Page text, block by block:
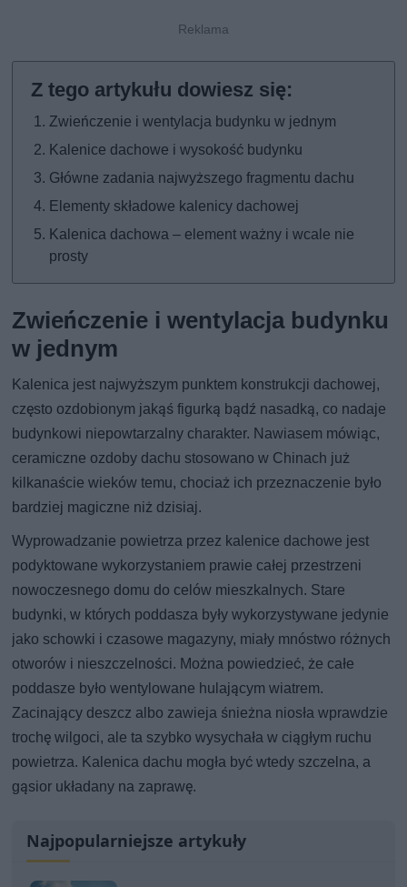
Zwieńczenie i wentylacja budynku w jednym
Kalenice dachowe i wysokość budynku
Główne zadania najwyższego fragmentu dachu
Elementy składowe kalenicy dachowej
Kalenica dachowa – element ważny i wcale nie
prosty
Zwieńczenie i wentylacja budynku
w jednym
Kalenica jest najwyższym punktem konstrukcji dachowej,
często ozdobionym jakąś figurką bądź nasadką, co nadaje
budynkowi niepowtarzalny charakter. Nawiasem mówiąc,
ceramiczne ozdoby dachu stosowano w Chinach już
kilkanaście wieków temu, chociaż ich przeznaczenie było
bardziej magiczne niż dzisiaj.
Wyprowadzanie powietrza przez kalenice dachowe jest
podyktowane wykorzystaniem prawie całej przestrzeni
nowoczesnego domu do celów mieszkalnych. Stare
budynki, w których poddasza były wykorzystywane jedynie
jako schowki i czasowe magazyny, miały mnóstwo różnych
otworów i nieszczelności. Można powiedzieć, że całe
poddasze było wentylowane hulającym wiatrem.
Zacinający deszcz albo zawieja śnieżna niosła wprawdzie
trochę wilgoci, ale ta szybko wysychała w ciągłym ruchu
powietrza. Kalenica dachu mogła być wtedy szczelna, a
gąsior układany na zaprawę.
Najpopularniejsze artykuły